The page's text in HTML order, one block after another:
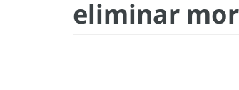
eliminar